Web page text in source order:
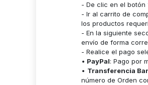
- De clic en el botón
- Ir al carrito de
los productos
- En la siguiente
envío de forma
- Realice el pago
• PayPal: Pago por
• Transferencia
número de Orden